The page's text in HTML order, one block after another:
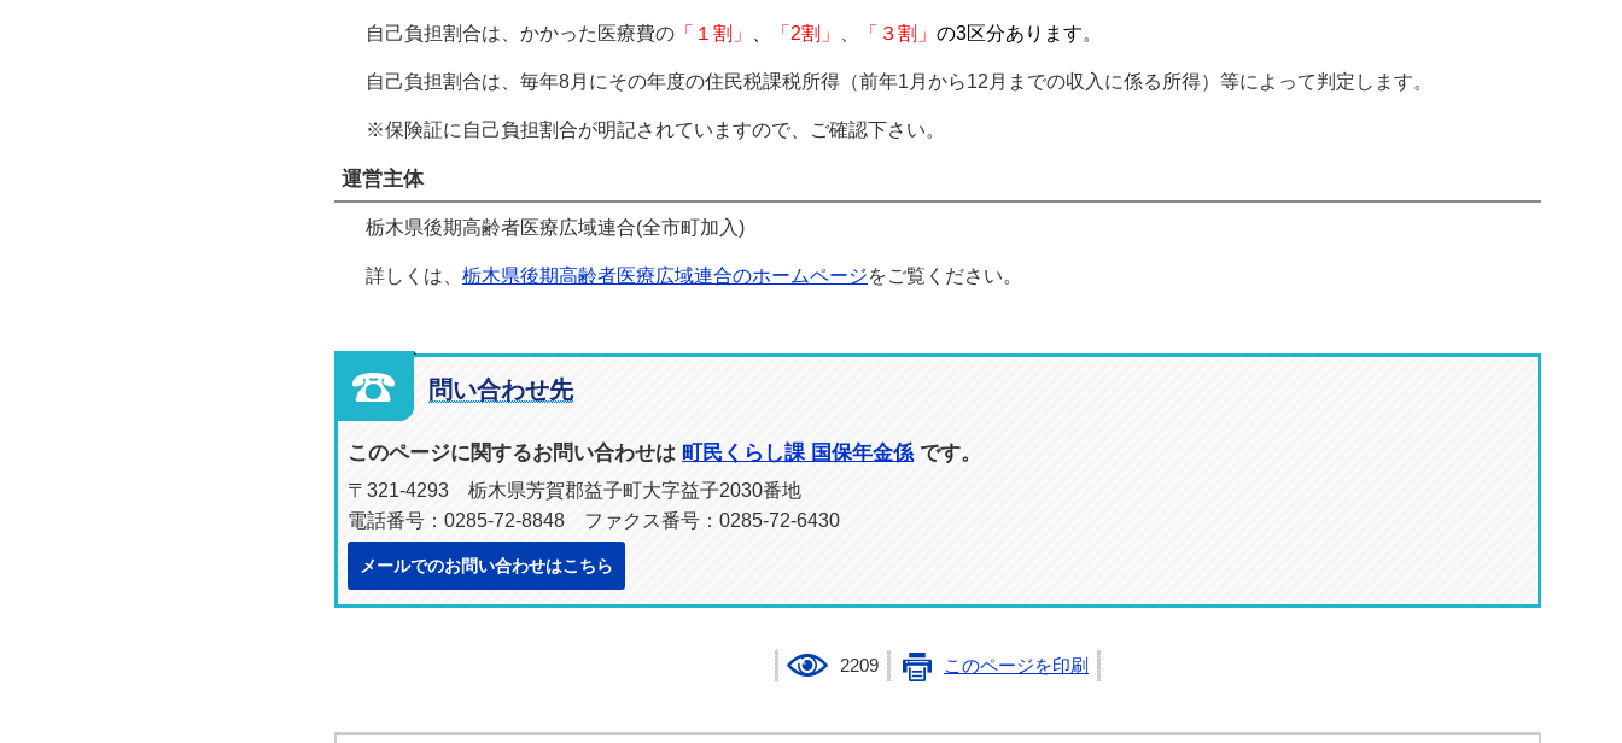
自己負担割合は、かかった医療費の 「 １割 」 「 2割」 「 ３割」 の3区分あります。
自己負担割合は、毎年8月にその年度の住民税課税所得（前年1月から12月までの収入に係る所得）等によって判定します。
※保険証に自己負担割合が明記されていますので、ご確認下さい。
運営主体
栃木県後期高齢者医療広域連合(全市町加入)
詳しくは、 栃木県後期高齢者医療広域連合のホームページをご覧ください。
問い合わせ先
このページに関するお問い合わせは 町民くらし課 国保年金係 です。
〒321-4293 栃木県芳賀郡益子町大字益子2030番地
電話番号：0285-72-8848 ファクス番号：0285-72-6430
メールでのお問い合わせはこちら
2209 このページを印刷